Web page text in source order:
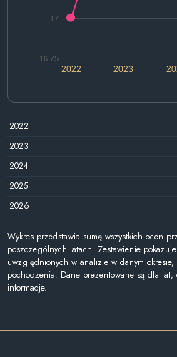
2022 2023
16.75
17
2022
2023
2024
2025
2026
Wykres przedstawia sumę wszystkich ocen
poszczególnych latach. Zestawienie
uwzględnionych w analizie w danym
pochodzenia. Dane prezentowane są dla lat,
informacje.